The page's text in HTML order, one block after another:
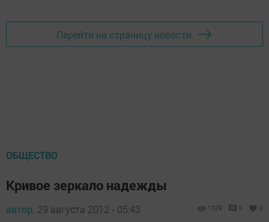
Перейти на страницу новости
ОБЩЕСТВО
Кривое зеркало надежды
автор, 29 августа 2012 - 05:43 1329 0 0